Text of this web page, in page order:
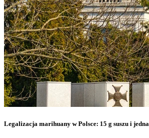
Legalizacja marihuany w Polsce: 15 g suszu i